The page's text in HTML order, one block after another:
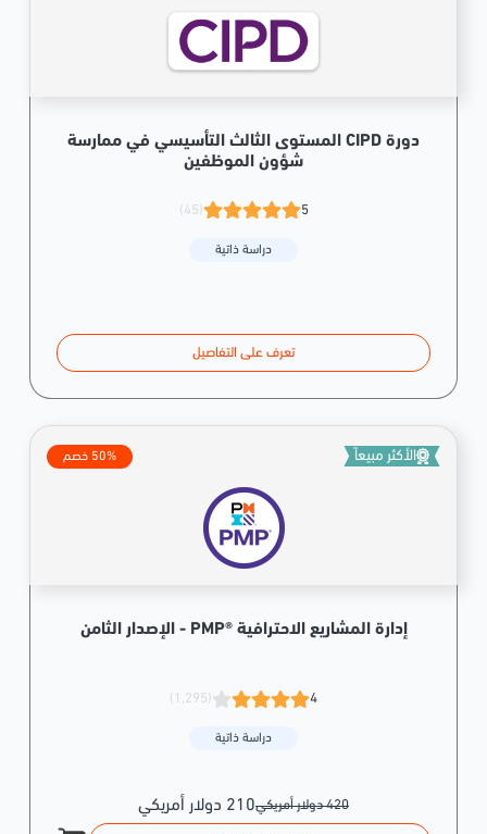
دورة CIPD المستوى الثالث التأسيسي في ممارسة
شؤون الموظفين
5
(45)
دراسة ذاتية
تعرف على التفاصيل
الأكثر مبيعاً 50% خصم
إدارة المشاريع الاحترافية ®PMP - الإصدار الثامن
4
(1,295)
دراسة ذاتية
420 دولار أمريكي 210 دولار أمريكي